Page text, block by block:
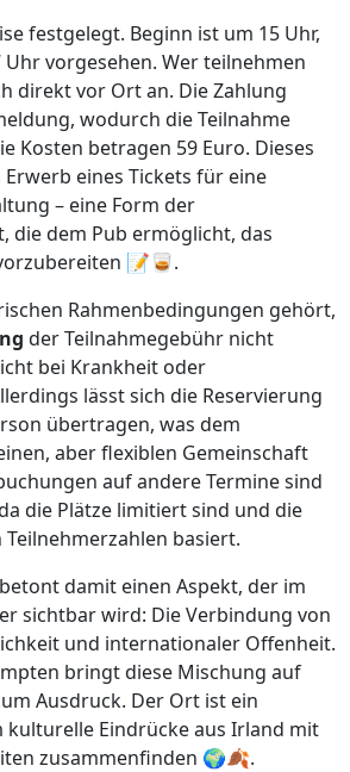
festgelegt. Beginn ist um 15 Uhr,
Uhr vorgesehen. Wer teilnehmen
direkt vor Ort an. Die Zahlung
wodurch die Teilnahme
Kosten betragen 59 Euro. Dieses
eines Tickets für eine
– eine Form der
die dem Pub ermöglicht, das
📝🥃.
Rahmenbedingungen gehört,
der Teilnahmegebühr nicht
bei Krankheit oder
lässt sich die Reservierung
übertragen, was dem
aber flexiblen Gemeinschaft
auf andere Termine sind
die Plätze limitiert sind und die
basiert.
damit einen Aspekt, der im
sichtbar wird: Die Verbindung von
und internationaler Offenheit.
bringt diese Mischung auf
Ausdruck. Der Ort ist ein
kulturelle Eindrücke aus Irland mit
zusammenfinden 🌍🍂.